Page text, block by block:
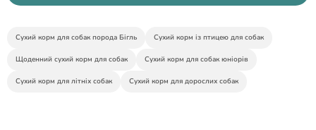
Сухий корм для собак порода Бігль Сухий корм із птицею для собак
Щоденний сухий корм для собак Сухий корм для собак юніорів
Сухий корм для літніх собак Сухий корм для дорослих собак